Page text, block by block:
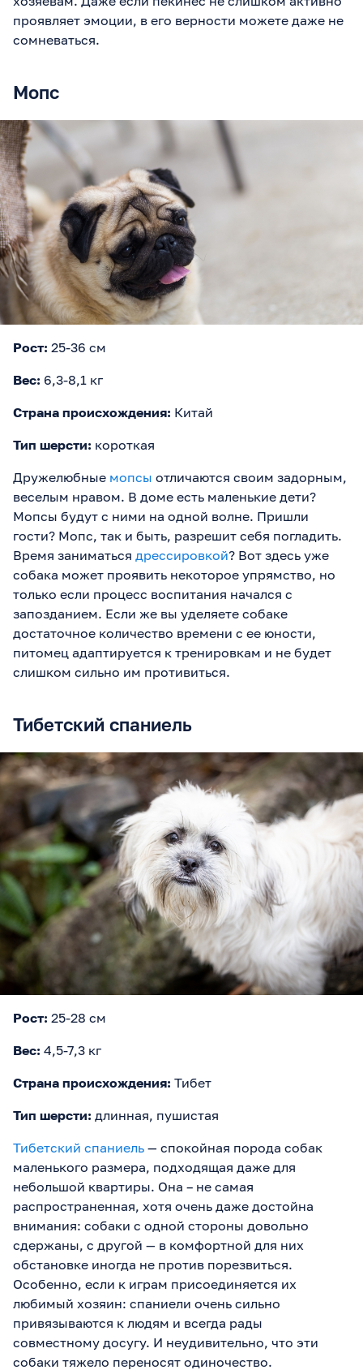
проявляет эмоции, в его верности можете даже не
сомневаться.
Мопс
Рост: 25-36 см
Вес: 6,3-8,1 кг
Страна происхождения: Китай
Тип шерсти: короткая
Дружелюбные мопсы отличаются своим задорным,
веселым нравом. В доме есть маленькие дети?
Мопсы будут с ними на одной волне. Пришли
гости? Мопс, так и быть, разрешит себя погладить.
Время заниматься дрессировкой? Вот здесь уже
собака может проявить некоторое упрямство, но
только если процесс воспитания начался с
запозданием. Если же вы уделяете собаке
достаточное количество времени с ее юности,
питомец адаптируется к тренировкам и не будет
слишком сильно им противиться.
Тибетский спаниель
Рост: 25-28 см
Вес: 4,5-7,3 кг
Страна происхождения: Тибет
Тип шерсти: длинная, пушистая
Тибетский спаниель — спокойная порода собак
маленького размера, подходящая даже для
небольшой квартиры. Она – не самая
распространенная, хотя очень даже достойна
внимания: собаки с одной стороны довольно
сдержаны, с другой — в комфортной для них
обстановке иногда не против порезвиться.
Особенно, если к играм присоединяется их
любимый хозяин: спаниели очень сильно
привязываются к людям и всегда рады
совместному досугу. И неудивительно, что эти
собаки тяжело переносят одиночество.